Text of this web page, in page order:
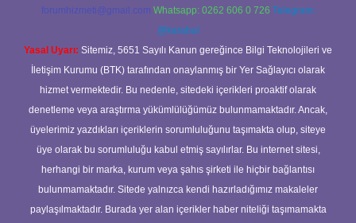
forumhizmeti@gmail.com Whatsapp: 0262 606 0 726 Telegram:
@karabul
Yasal Uyarı: Sitemiz, 5651 Sayılı Kanun gereğince Bilgi Teknolojileri ve
İletişim Kurumu (BTK) tarafından onaylanmış bir Yer Sağlayıcı olarak
hizmet vermektedir. Bu nedenle, sitedeki içerikleri proaktif olarak
denetleme veya araştırma yükümlülüğümüz bulunmamaktadır. Ancak,
üyelerimiz yazdıkları içeriklerin sorumluluğunu taşımakta olup, siteye
üye olarak bu sorumluluğu kabul etmiş sayılırlar. Bu internet sitesi,
herhangi bir marka, kurum veya şahıs şirketi ile hiçbir bağlantısı
bulunmamaktadır. Sitede yalnızca kendi hazırladığımız makaleler
paylaşılmaktadır. Burada yer alan içerikler haber niteliği taşımamakta